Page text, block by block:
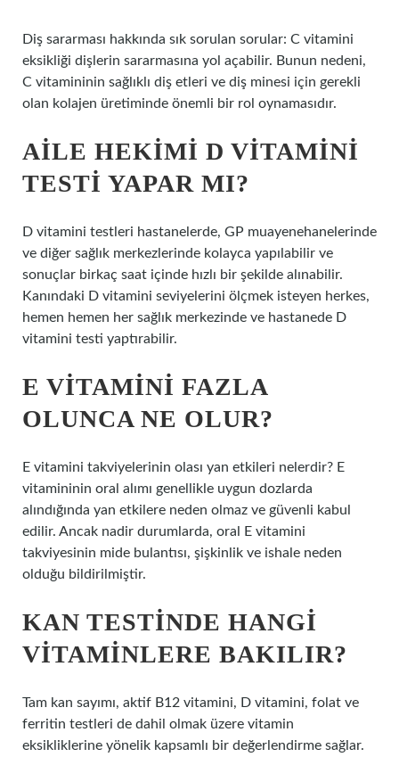
Diş sararması hakkında sık sorulan sorular: C vitamini
eksikliği dişlerin sararmasına yol açabilir. Bunun nedeni,
C vitamininin sağlıklı diş etleri ve diş minesi için gerekli
olan kolajen üretiminde önemli bir rol oynamasıdır.
AILE HEKIMI D VITAMINI
TESTI YAPAR MI?
D vitamini testleri hastanelerde, GP muayenehanelerinde
ve diğer sağlık merkezlerinde kolayca yapılabilir ve
sonuçlar birkaç saat içinde hızlı bir şekilde alınabilir.
Kanındaki D vitamini seviyelerini ölçmek isteyen herkes,
hemen hemen her sağlık merkezinde ve hastanede D
vitamini testi yaptırabilir.
E VITAMINI FAZLA
OLUNCA NE OLUR?
E vitamini takviyelerinin olası yan etkileri nelerdir? E
vitamininin oral alımı genellikle uygun dozlarda
alındığında yan etkilere neden olmaz ve güvenli kabul
edilir. Ancak nadir durumlarda, oral E vitamini
takviyesinin mide bulantısı, şişkinlik ve ishale neden
olduğu bildirilmiştir.
KAN TESTINDE HANGI
VITAMINLERE BAKILIR?
Tam kan sayımı, aktif B12 vitamini, D vitamini, folat ve
ferritin testleri de dahil olmak üzere vitamin
eksikliklerine yönelik kapsamlı bir değerlendirme sağlar.